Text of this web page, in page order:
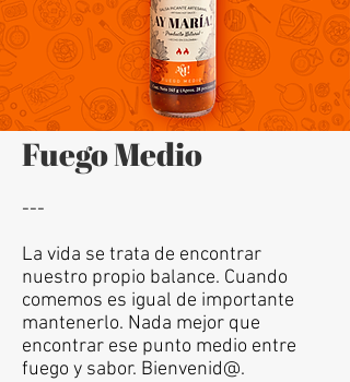
Fuego Medio
---
La vida se trata de encontrar
nuestro propio balance. Cuando
comemos es igual de importante
mantenerlo. Nada mejor que
encontrar ese punto medio entre
fuego y sabor. Bienvenid@.